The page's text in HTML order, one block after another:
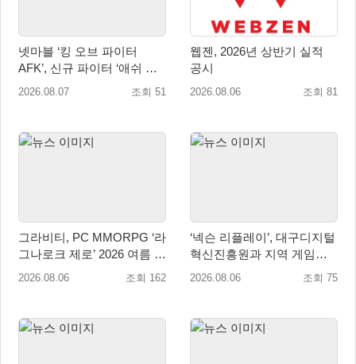
넷마블 ‘킹 오브 파이터
AFK’, 신규 파이터 ‘애쉬 크
림존’ 업데이트
2026.08.07 조회 51
웹젠, 2026년 상반기 실적
공시
2026.08.06 조회 81
그라비티, PC MMORPG ‘라
그나로크 제로’ 2026 여름 프
로모션 진행!
2026.08.06 조회 162
‘넥슨 리플레이’, 대구디지털
혁신진흥원과 지역 게임산
업 육성 위한 업무협약 체결
2026.08.06 조회 75